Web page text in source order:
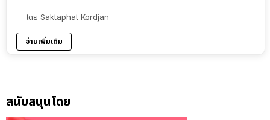
โดย Saktaphat Kordjan
อ่านเพิ่มเติม
สนับสนุนโดย